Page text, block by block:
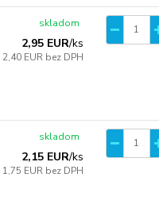
2,95 EUR/ks
2,40 EUR bez DPH
skladom
2,15 EUR/ks
1,75 EUR bez DPH
skladom